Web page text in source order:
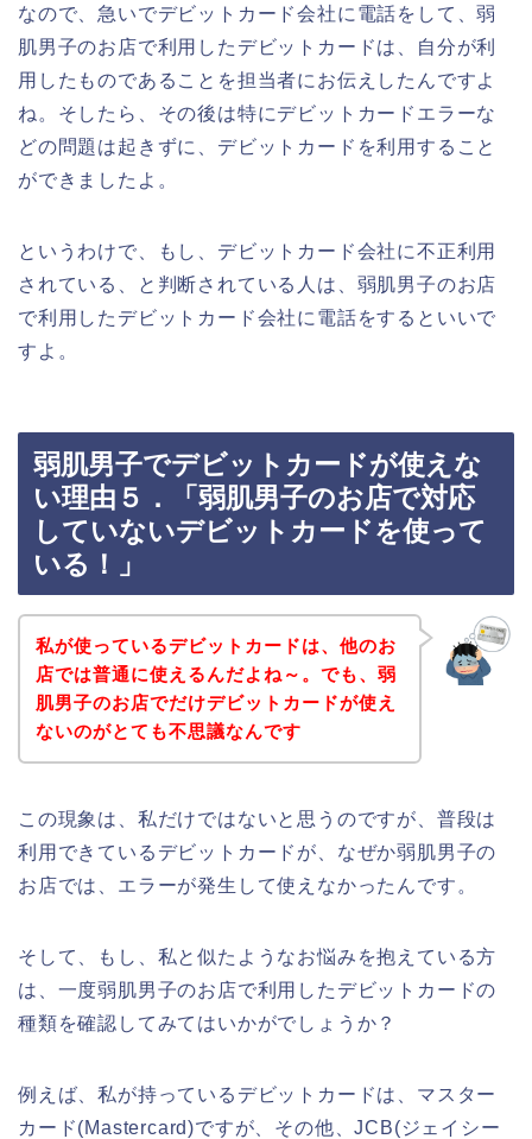
なので、急いでデビットカード会社に電話をして、弱
肌男子のお店で利用したデビットカードは、自分が利
用したものであることを担当者にお伝えしたんですよ
ね。そしたら、その後は特にデビットカードエラーな
どの問題は起きずに、デビットカードを利用すること
ができましたよ。
というわけで、もし、デビットカード会社に不正利用
されている、と判断されている人は、弱肌男子のお店
で利用したデビットカード会社に電話をするといいで
すよ。
弱肌男子でデビットカードが使えな
い理由５．「弱肌男子のお店で対応
していないデビットカードを使って
いる！」
私が使っているデビットカードは、他のお
店では普通に使えるんだよね～。でも、弱
肌男子のお店でだけデビットカードが使え
ないのがとても不思議なんです
この現象は、私だけではないと思うのですが、普段は
利用できているデビットカードが、なぜか弱肌男子の
お店では、エラーが発生して使えなかったんです。
そして、もし、私と似たようなお悩みを抱えている方
は、一度弱肌男子のお店で利用したデビットカードの
種類を確認してみてはいかがでしょうか？
例えば、私が持っているデビットカードは、マスター
カード(Mastercard)ですが、その他、JCB(ジェイシー